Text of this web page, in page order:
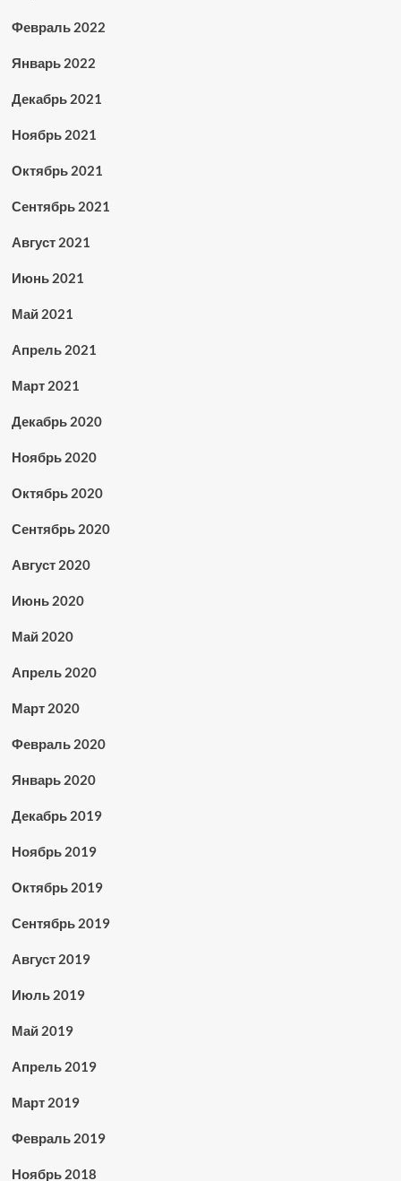
Февраль 2022
Январь 2022
Декабрь 2021
Ноябрь 2021
Октябрь 2021
Сентябрь 2021
Август 2021
Июнь 2021
Май 2021
Апрель 2021
Март 2021
Декабрь 2020
Ноябрь 2020
Октябрь 2020
Сентябрь 2020
Август 2020
Июнь 2020
Май 2020
Апрель 2020
Март 2020
Февраль 2020
Январь 2020
Декабрь 2019
Ноябрь 2019
Октябрь 2019
Сентябрь 2019
Август 2019
Июль 2019
Май 2019
Апрель 2019
Март 2019
Февраль 2019
Ноябрь 2018